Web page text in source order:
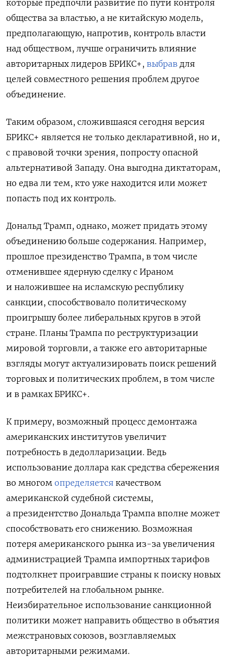
которые предпочли развитие по пути контроля
общества за властью, а не китайскую модель,
предполагающую, напротив, контроль власти
над обществом, лучше ограничить влияние
авторитарных лидеров БРИКС+, выбрав для
целей совместного решения проблем другое
объединение.
Таким образом, сложившаяся сегодня версия
БРИКС+ является не только декларативной, но и,
с правовой точки зрения, попросту опасной
альтернативой Западу. Она выгодна диктаторам,
но едва ли тем, кто уже находится или может
попасть под их контроль.
Дональд Трамп, однако, может придать этому
объединению больше содержания. Например,
прошлое президенство Трампа, в том числе
отменившее ядерную сделку с Ираном
и наложившее на исламскую республику
санкции, способствовало политическому
проигрышу более либеральных кругов в этой
стране. Планы Трампа по реструктуризации
мировой торговли, а также его авторитарные
взгляды могут актуализировать поиск решений
торговых и политических проблем, в том числе
и в рамках БРИКС+.
К примеру, возможный процесс демонтажа
американских институтов увеличит
потребность в дедолларизации. Ведь
использование доллара как средства сбережения
во многом определяется качеством
американской судебной системы,
а президентство Дональда Трампа вполне может
способствовать его снижению. Возможная
потеря американского рынка из-за увеличения
администрацией Трампа импортных тарифов
подтолкнет проигравшие страны к поиску новых
потребителей на глобальном рынке.
Неизбирательное использование санкционной
политики может направить общество в объятия
межстрановых союзов, возглавляемых
авторитарными режимами.